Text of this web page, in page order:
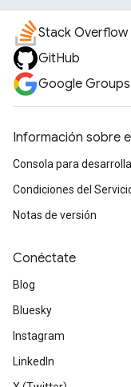
Stack Overflow
GitHub
Google Groups
Información sobre
Consola para
Condiciones del
Notas de versión
Conéctate
Blog
Bluesky
Instagram
LinkedIn